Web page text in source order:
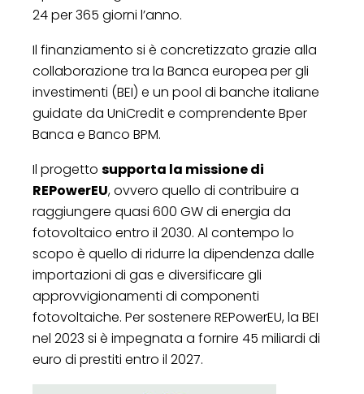
24 per 365 giorni l’anno.
Il finanziamento si è concretizzato grazie alla
collaborazione tra la Banca europea per gli
investimenti (BEI) e un pool di banche italiane
guidate da UniCredit e comprendente Bper
Banca e Banco BPM.
Il progetto supporta la missione di
REPowerEU, ovvero quello di contribuire a
raggiungere quasi 600 GW di energia da
fotovoltaico entro il 2030. Al contempo lo
scopo è quello di ridurre la dipendenza dalle
importazioni di gas e diversificare gli
approvvigionamenti di componenti
fotovoltaiche. Per sostenere REPowerEU, la BEI
nel 2023 si è impegnata a fornire 45 miliardi di
euro di prestiti entro il 2027.